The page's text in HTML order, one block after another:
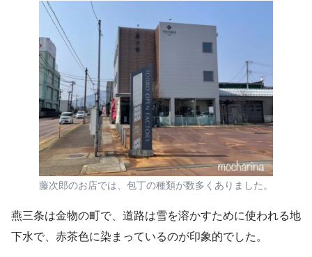
藤次郎のお店では、包丁の種類が数多くありました。
燕三条は金物の町で、道路は雪を溶かすために使われる地
下水で、赤茶色に染まっているのが印象的でした。